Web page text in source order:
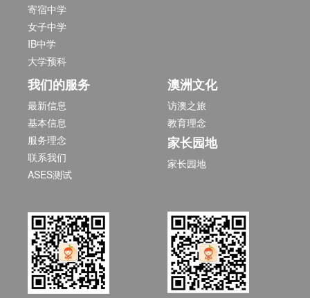
寄宿中学
女子中学
IB中学
大学预科
我们的服务
最新信息
基本信息
服务理念
联系我们
ASES测试
澳洲文化
访澳之旅
教育理念
家长园地
家长园地